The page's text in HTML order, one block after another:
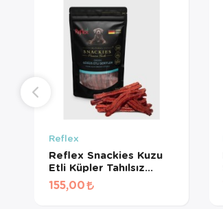
Reflex
Reflex Snackies Kuzu
Etli Küpler Tahılsız
Köpek Ödül Maması
80gr
155,00